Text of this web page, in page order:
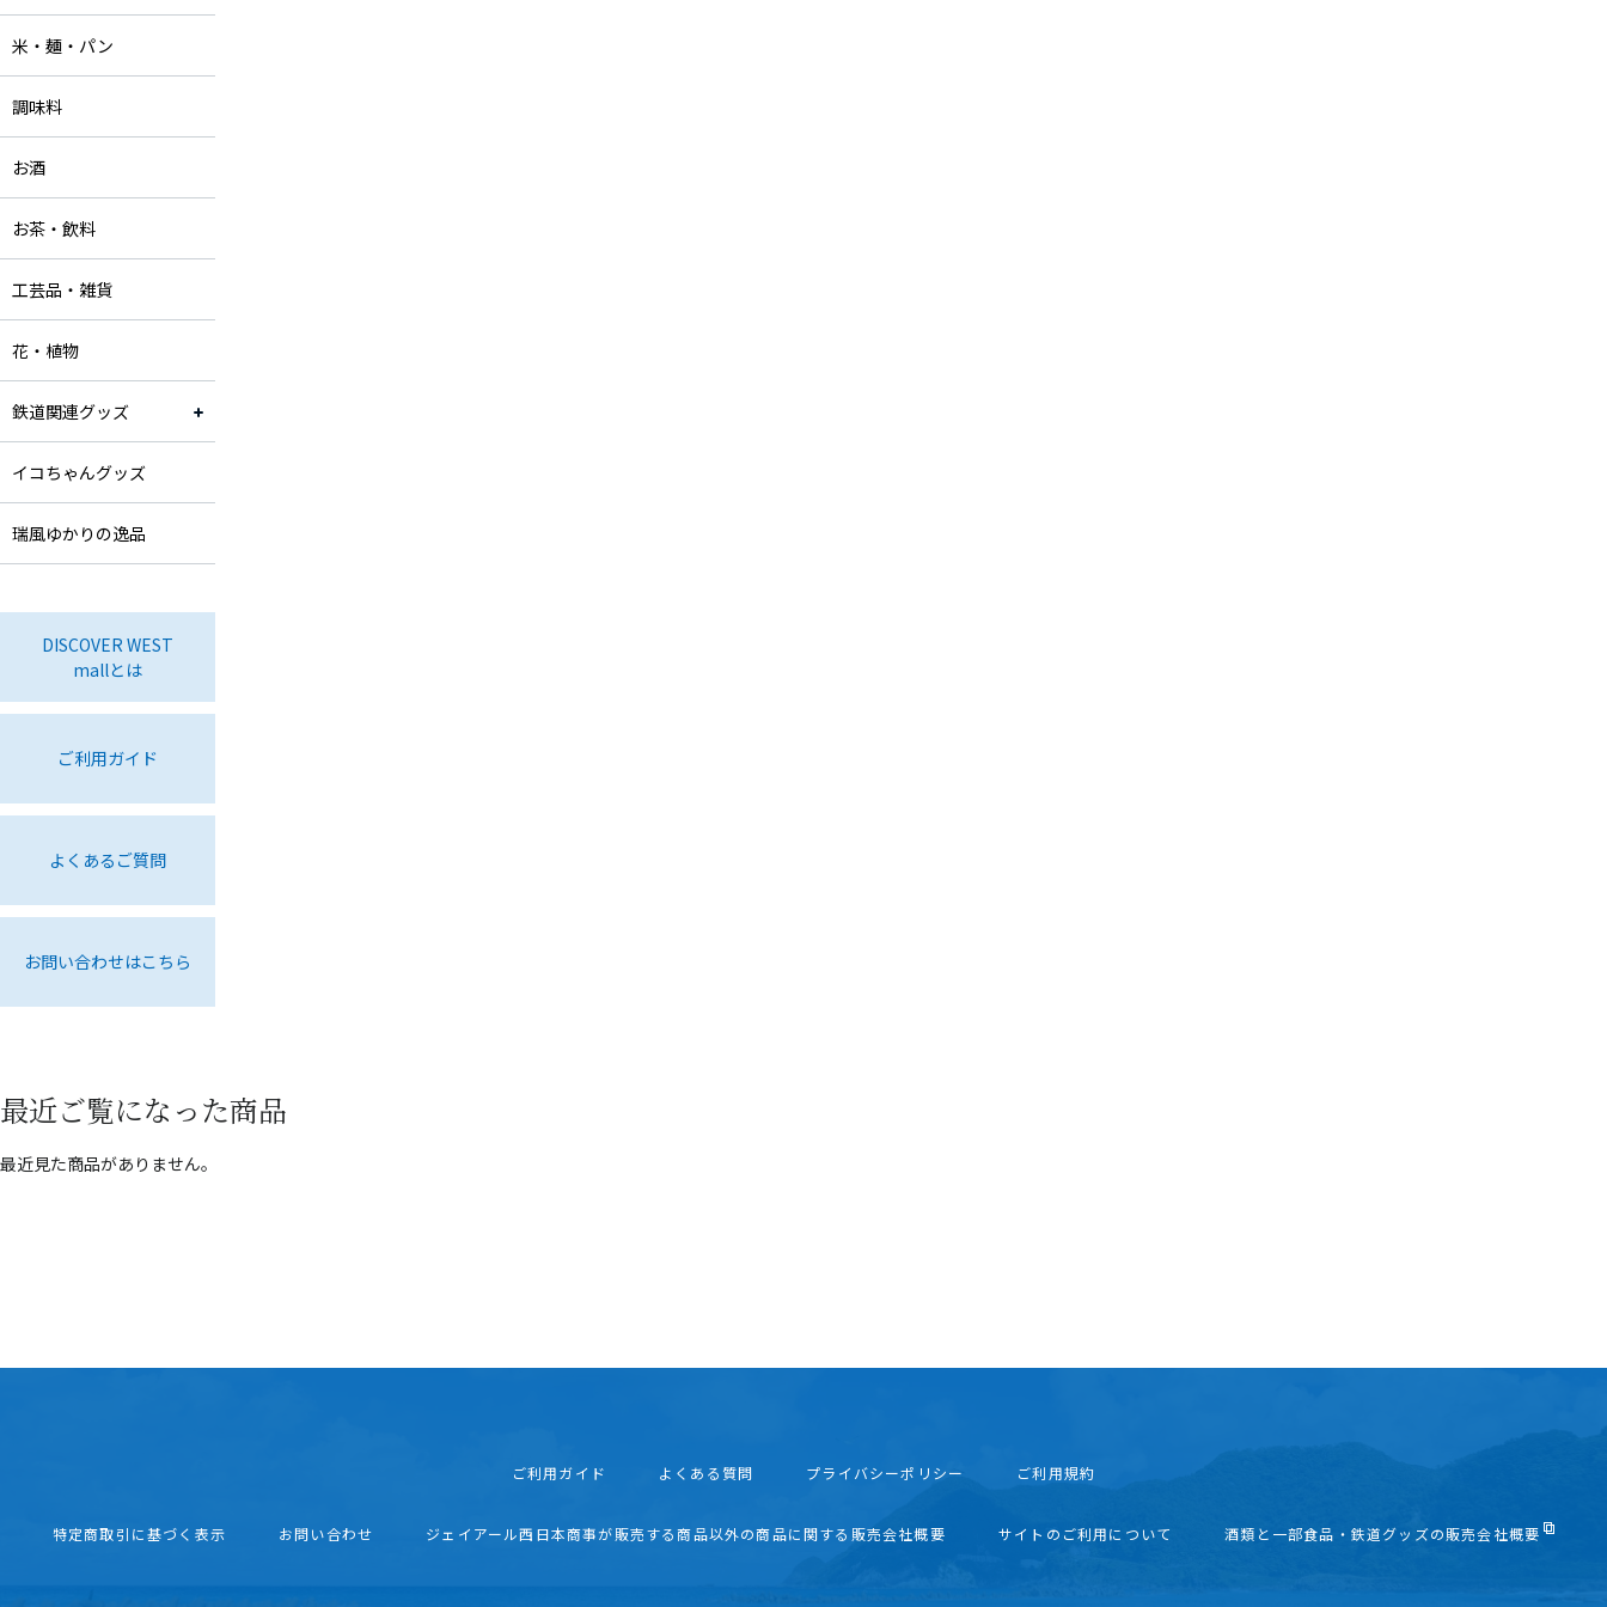
米・麺・パン
調味料
お酒
お茶・飲料
工芸品・雑貨
花・植物
鉄道関連グッズ
イコちゃんグッズ
瑞風ゆかりの逸品
DISCOVER WEST
mallとは
ご利用ガイド
よくあるご質問
お問い合わせはこちら
最近ご覧になった商品
最近見た商品がありません。
ご利用ガイド よくある質問 プライバシーポリシー ご利用規約
特定商取引に基づく表示 お問い合わせ ジェイアール西日本商事が販売する商品以外の商品に関する販売会社概要 サイトのご利用について 酒類と一部食品・鉄道グッズの販売会社概要